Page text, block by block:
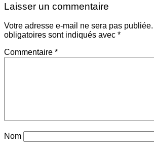
Laisser un commentaire
Votre adresse e-mail ne sera pas publiée.
obligatoires sont indiqués avec *
Commentaire *
Nom